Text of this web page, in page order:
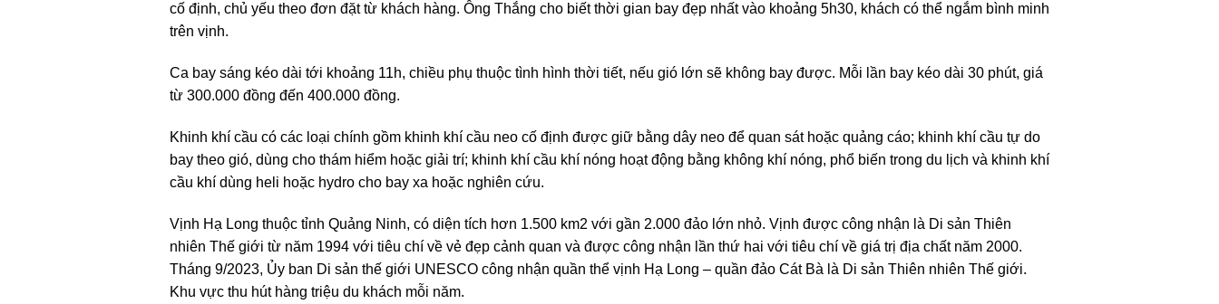
cố định, chủ yếu theo đơn đặt từ khách hàng. Ông Thắng cho biết thời gian bay đẹp nhất vào khoảng 5h30, khách có thể ngắm bình minh
trên vịnh.
Ca bay sáng kéo dài tới khoảng 11h, chiều phụ thuộc tình hình thời tiết, nếu gió lớn sẽ không bay được. Mỗi lần bay kéo dài 30 phút, giá
từ 300.000 đồng đến 400.000 đồng.
Khinh khí cầu có các loại chính gồm khinh khí cầu neo cố định được giữ bằng dây neo để quan sát hoặc quảng cáo; khinh khí cầu tự do
bay theo gió, dùng cho thám hiểm hoặc giải trí; khinh khí cầu khí nóng hoạt động bằng không khí nóng, phổ biến trong du lịch và khinh khí
cầu khí dùng heli hoặc hydro cho bay xa hoặc nghiên cứu.
Vịnh Hạ Long thuộc tỉnh Quảng Ninh, có diện tích hơn 1.500 km2 với gần 2.000 đảo lớn nhỏ. Vịnh được công nhận là Di sản Thiên
nhiên Thế giới từ năm 1994 với tiêu chí về vẻ đẹp cảnh quan và được công nhận lần thứ hai với tiêu chí về giá trị địa chất năm 2000.
Tháng 9/2023, Ủy ban Di sản thế giới UNESCO công nhận quần thể vịnh Hạ Long – quần đảo Cát Bà là Di sản Thiên nhiên Thế giới.
Khu vực thu hút hàng triệu du khách mỗi năm.